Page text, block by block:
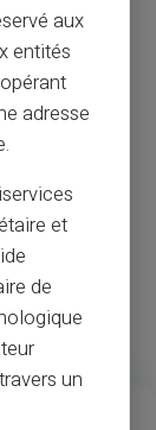
chiffre
solide
aux
entités
adresse
et
de
un